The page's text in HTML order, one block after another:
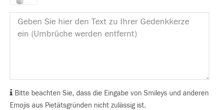
Bitte beachten Sie, dass die Eingabe von Smileys und anderen
Emojis aus Pietätsgründen nicht zulässig ist.